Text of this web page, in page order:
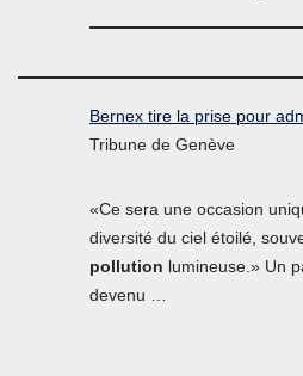
Bernex tire la prise pour
Tribune de Genève
«Ce sera une occasion
diversité du ciel étoilé,
pollution lumineuse.» Un
devenu …